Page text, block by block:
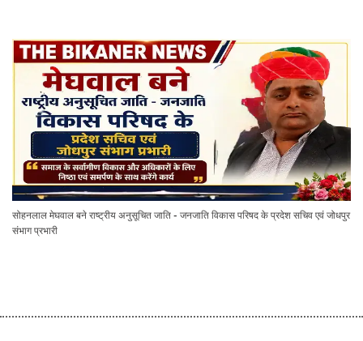
सोहनलाल मेघवाल बने राष्ट्रीय अनुसूचित जाति - जनजाति विकास परिषद के प्रदेश सचिव एवं जोधपुर
संभाग प्रभारी